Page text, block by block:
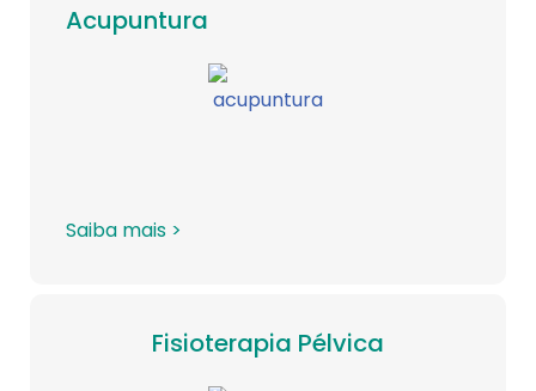
Acupuntura
Saiba mais >
Fisioterapia Pélvica